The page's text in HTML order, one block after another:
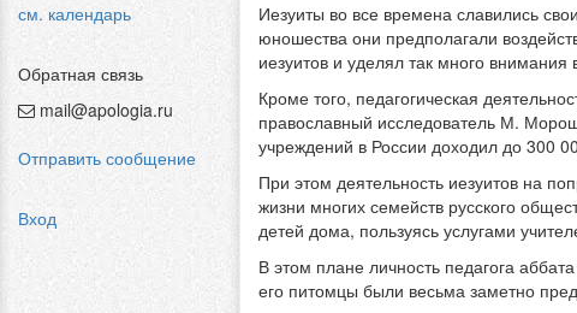
см. календарь
Обратная связь
mail@apologia.ru
Отправить сообщение
Вход
Иезуиты во все времена славились
юношества они предполагали
иезуитов и уделял так много внимания
Кроме того, педагогическая
православный исследователь М.
учреждений в России доходил до 300
При этом деятельность иезуитов на
жизни многих семейств русского
детей дома, пользуясь услугами
В этом плане личность педагога
его питомцы были весьма заметно